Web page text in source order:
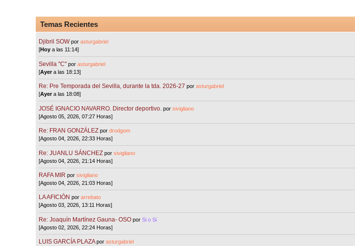
Temas Recientes
Djibril SOW porasturgabriel
[Hoy a las 11:14]
Sevilla "C"porasturgabriel
[Ayera las 18:13]
Re: Pre Temporada del Sevilla, durante la tda. 2026-27 porasturgabriel
[Ayera las 18:08]
JOSÉ IGNACIO NAVARRO. Director deportivo. porsivigliano
[Agosto 05, 2026, 07:27 Horas]
Re: FRAN GONZÁLEZ pordrodgom
[Agosto 04, 2026, 22:33 Horas]
Re: JUANLU SÁNCHEZ porsivigliano
[Agosto 04, 2026, 21:14 Horas]
RAFA MIR porsivigliano
[Agosto 04, 2026, 21:03 Horas]
LA AFICIÓN porarrebato
[Agosto 03, 2026, 13:11 Horas]
Re: Joaquín Martínez Gauna- OSO porSi o Si
[Agosto 02, 2026, 22:24 Horas]
LUIS GARCÍA PLAZA porasturgabriel